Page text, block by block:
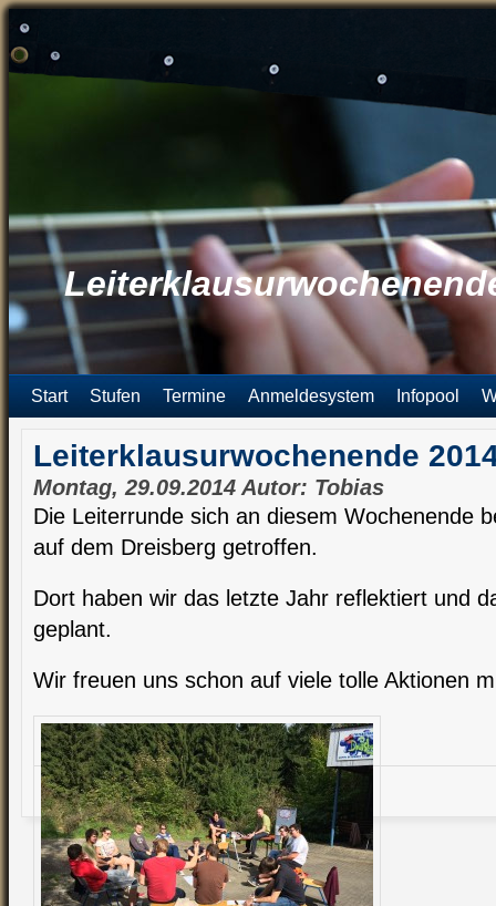
Start Stufen Termine Anmeldesystem Infopool
Leiterklausurwochenende
Montag, 29.09.2014 Autor: Tobias
Die Leiterrunde sich an diesem Wochenende
auf dem Dreisberg getroffen.
Dort haben wir das letzte Jahr reflektiert und
geplant.
Wir freuen uns schon auf viele tolle Aktionen